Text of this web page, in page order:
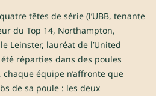
têtes de série (l’UBB, tenante
du Top 14, Northampton,
Leinster, lauréat de l’United
réparties dans des poules
équipe n’affronte que
de sa poule : les deux